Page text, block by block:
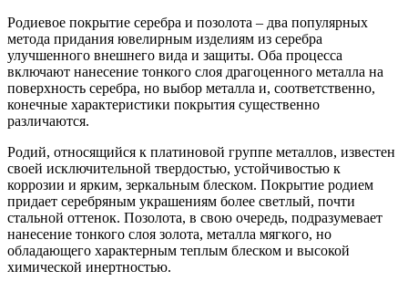
Родиевое покрытие серебра и позолота – два популярных
метода придания ювелирным изделиям из серебра
улучшенного внешнего вида и защиты. Оба процесса
включают нанесение тонкого слоя драгоценного металла на
поверхность серебра, но выбор металла и, соответственно,
конечные характеристики покрытия существенно
различаются.
Родий, относящийся к платиновой группе металлов, известен
своей исключительной твердостью, устойчивостью к
коррозии и ярким, зеркальным блеском. Покрытие родием
придает серебряным украшениям более светлый, почти
стальной оттенок. Позолота, в свою очередь, подразумевает
нанесение тонкого слоя золота, металла мягкого, но
обладающего характерным теплым блеском и высокой
химической инертностью.